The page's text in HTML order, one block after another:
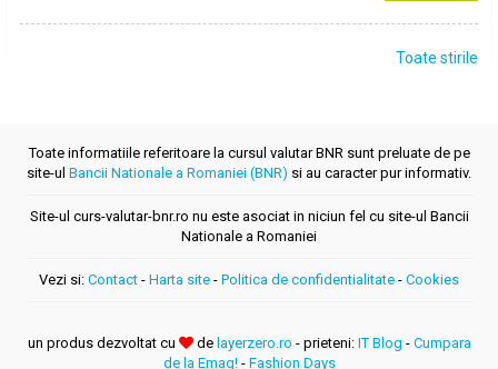
Toate stirile
Toate informatiile referitoare la cursul valutar BNR sunt preluate de pe
site-ul Bancii Nationale a Romaniei (BNR) si au caracter pur informativ.
Site-ul curs-valutar-bnr.ro nu este asociat in niciun fel cu site-ul Bancii
Nationale a Romaniei
Vezi si: Contact - Harta site - Politica de confidentialitate - Cookies
un produs dezvoltat cu de layerzero.ro - prieteni: IT Blog - Cumpara
de la Emag!- Fashion Days